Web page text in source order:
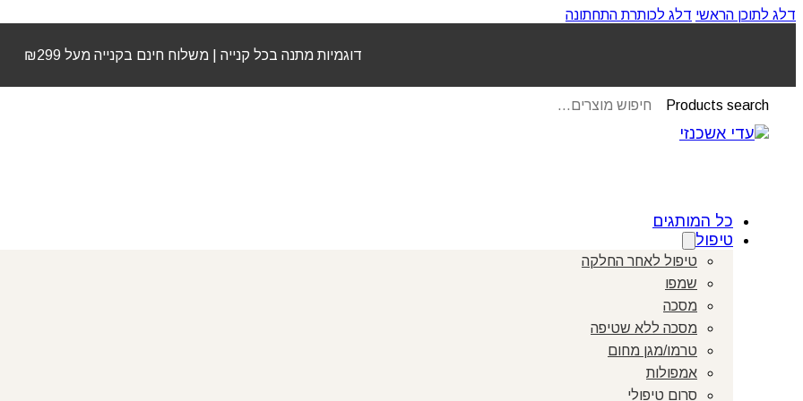
דלג לתוכן הראשי דלג לכותרת התחתונה
דוגמיות מתנה בכל קנייה | משלוח חינם בקנייה מעל ₪299
Products search
כל המותגים
טיפול
טיפול לאחר החלקה
שמפו
מסכה
מסכה ללא שטיפה
טרמו/מגן מחום
אמפולות
סרום טיפולי